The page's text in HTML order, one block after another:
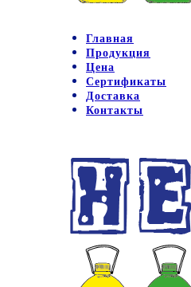
Главная
Продукция
Цена
Сертификаты
Доставка
Контакты